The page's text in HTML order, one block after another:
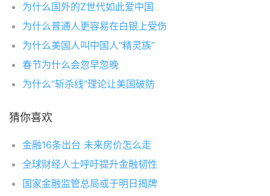
为什么国外的Z世代如此爱中国
为什么普通人更容易在白银上受伤
为什么美国人叫中国人“精灵族”
春节为什么会忽早忽晚
为什么“斩杀线”理论让美国破防
猜你喜欢
金融16条出台 未来房价怎么走
全球财经人士呼吁提升金融韧性
国家金融监管总局或于明日揭牌